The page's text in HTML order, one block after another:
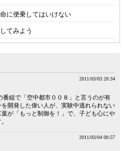
に便乗してはいけない
てみよう
2011/03/03 20:34
組で「空中都市００８」と言うのが有
開発した偉い人が、実験中逃れられない
が「もっと制御を！」で、子ども心にや
2011/03/04 00:57